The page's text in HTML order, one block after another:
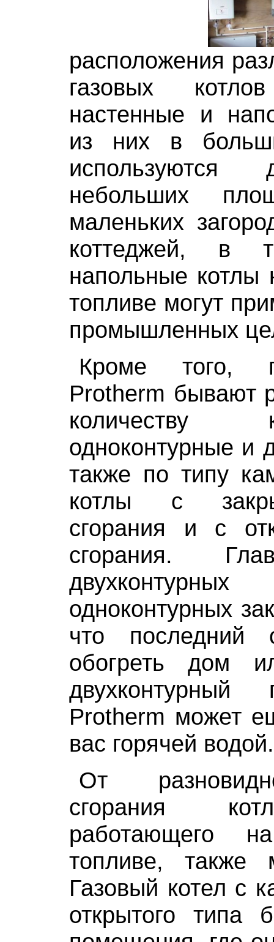
расположения
газовых
настенные и
из них в
используются
небольших
маленьких
коттеджей, в
напольные котлы
топливе могут
промышленных
Кроме того,
Protherm бывают
одноконтурные и
также по типу
котлы с
сгорания и с
сгорания.
одноконтурных
что последний
обогреть дом
двухконтурный
Protherm может
вас горячей водой.
От
сгорания
работающего
топливе, также
Газовый котел с
открытого типа